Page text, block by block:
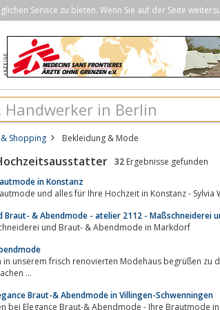
Service zu bieten. Wenn Sie auf der Seite
Shopping Bekleidung & Mode
32 Ergebnisse gefunden
in Konstanz
und alles für Ihre Hochzeit in Konstanz - Sylvia
Braut- & Abendmode - atelier 2112 - Maßschneiderei
und Braut- & Abendmode in Markdorf
...
Braut-& Abendmode in Villingen-Schwenningen
bei Elegance Braut-& Abendmode - Ihre Brautmode in